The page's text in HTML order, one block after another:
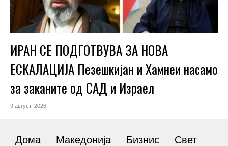
ИРАН СЕ ПОДГОТВУВА ЗА НОВА
ЕСКАЛАЦИЈА Пезешкијан и Хамнеи насамо
за заканите од САД и Израел
9 август, 2026
Дома Македонија Бизнис Свет